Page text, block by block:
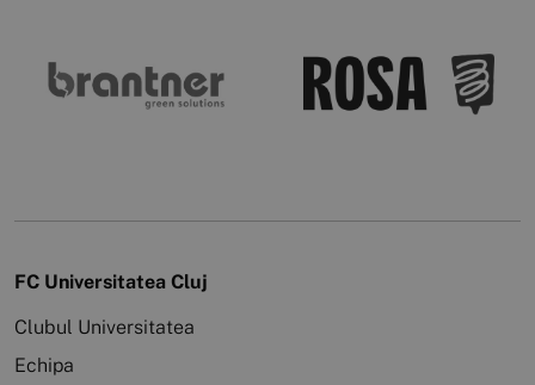
FC Universitatea Cluj
Clubul Universitatea
Echipa